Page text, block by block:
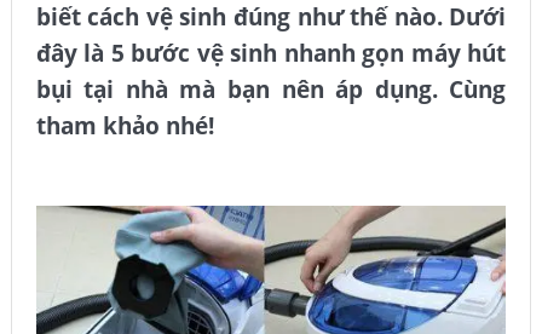
biết cách vệ sinh đúng như thế nào. Dưới
đây là 5 bước vệ sinh nhanh gọn máy hút
bụi tại nhà mà bạn nên áp dụng. Cùng
tham khảo nhé!